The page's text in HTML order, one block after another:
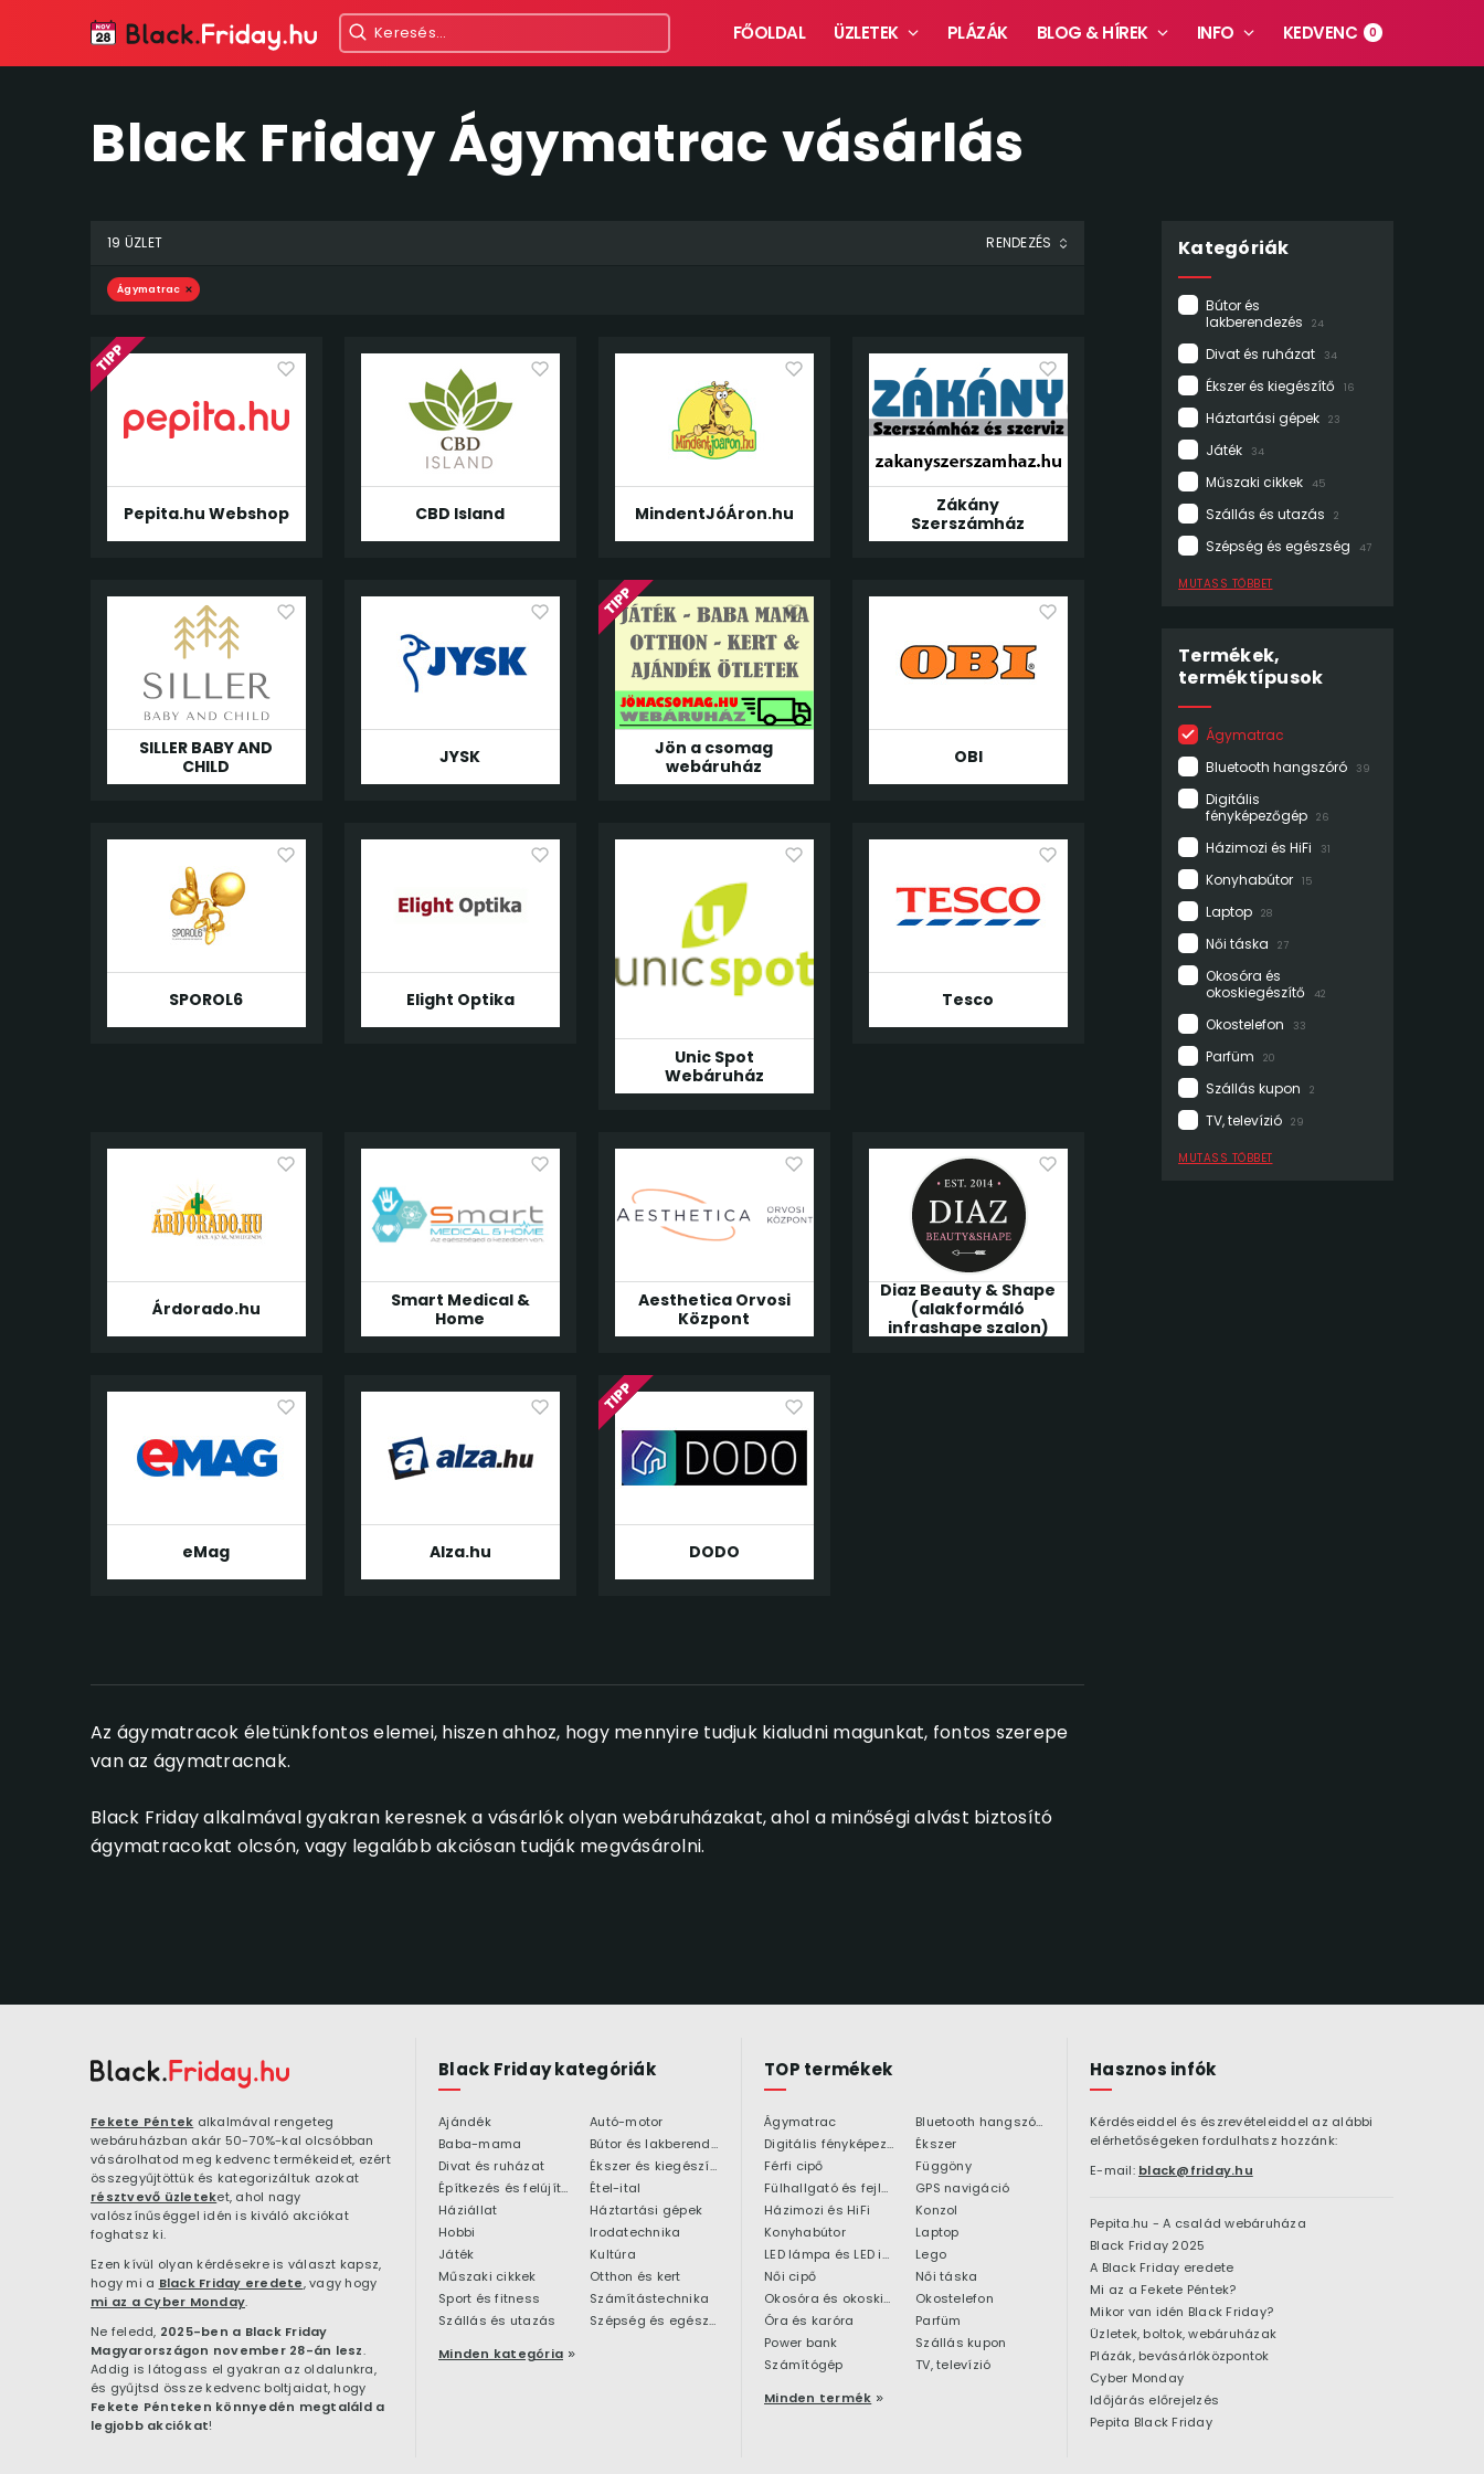
FŐOLDAL ÜZLETEK PLÁZÁK BLOG & HÍREK INFO KEDVENC 0
Black Friday Ágymatrac vásárlás
Kategóriák
Bútor és
lakberendezés
24
Divat és ruházat 34
Ékszer és kiegészítő 16
Háztartási gépek 23
Játék 34
Műszaki cikkek 45
Szállás és utazás 2
Szépség és egészség 47
MUTASS TÖBBET
Termékek,
terméktípusok
Ágymatrac
Bluetooth hangszóró
39
Digitális
fényképezőgép
26
Házimozi és HiFi 31
Konyhabútor 15
Laptop 28
Női táska 27
Okosóra és
okoskiegészítő
42
Okostelefon 33
Parfüm 20
Szállás kupon 2
TV, televízió 29
MUTASS TÖBBET
19 ÜZLET
Ágymatrac
Pepita.hu Webshop CBD Island MindentJóÁron.hu
Zákány
Szerszámház
SILLER BABY AND
CHILD
JYSK
Jön a csomag
webáruház
OBI
SPOROL6 Elight Optika
Unic Spot
Webáruház
Tesco
Árdorado.hu
Smart Medical &
Home
Aesthetica Orvosi
Központ
Diaz Beauty & Shape
(alakformáló
infrashape szalon)
eMag Alza.hu DODO
Az ágymatracok életünkfontos elemei, hiszen ahhoz, hogy mennyire tudjuk kialudni magunkat, fontos szerepe
van az ágymatracnak.
Black Friday alkalmával gyakran keresnek a vásárlók olyan webáruházakat, ahol a minőségi alvást biztosító
ágymatracokat olcsón, vagy legalább akciósan tudják megvásárolni.
Fekete Péntek alkalmával rengeteg
webáruházban akár 50-70%-kal olcsóbban
vásárolhatod meg kedvenc termékeidet, ezért
összegyűjtöttük és kategorizáltuk azokat
résztvevő üzleteket, ahol nagy
valószínűséggel idén is kiváló akciókat
foghatsz ki.
Ezen kívül olyan kérdésekre is választ kapsz,
hogy mi a Black Friday eredete, vagy hogy
mi az a Cyber Monday.
Ne feledd, 2025-ben a Black Friday
Magyarországon november 28-án lesz.
Addig is látogass el gyakran az oldalunkra,
és gyűjtsd össze kedvenc boltjaidat, hogy
Fekete Pénteken könnyedén megtaláld a
legjobb akciókat!
Black Friday kategóriák
Ajándék
Autó-motor
Baba-mama
Bútor és lakberendezés
Divat és ruházat
Ékszer és kiegészítő
Építkezés és felújítás
Étel-ital
Háziállat
Háztartási gépek
Hobbi
Irodatechnika
Játék
Kultúra
Műszaki cikkek
Otthon és kert
Sport és fitness
Számítástechnika
Szállás és utazás
Szépség és egészség
Minden kategória
TOP termékek
Ágymatrac
Bluetooth hangszóró
Digitális fényképezőgép
Ékszer
Férfi cipő
Függöny
Fülhallgató és fejlhallgató
GPS navigáció
Házimozi és HiFi
Konzol
Konyhabútor
Laptop
LED lámpa és LED izzó
Lego
Női cipő
Női táska
Okosóra és okoskiegészítő
Okostelefon
Óra és karóra
Parfüm
Power bank
Szállás kupon
Számítógép
TV, televízió
Minden termék
Hasznos infók
Kérdéseiddel és észrevételeiddel az alábbi
elérhetőségeken fordulhatsz hozzánk:
E-mail: black@friday.hu
Pepita.hu - A család webáruháza
Black Friday 2025
A Black Friday eredete
Mi az a Fekete Péntek?
Mikor van idén Black Friday?
Üzletek, boltok, webáruházak
Plázák, bevásárlóközpontok
Cyber Monday
Időjárás előrejelzés
Pepita Black Friday